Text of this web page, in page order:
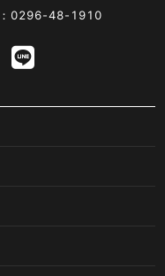
0296-48-1910